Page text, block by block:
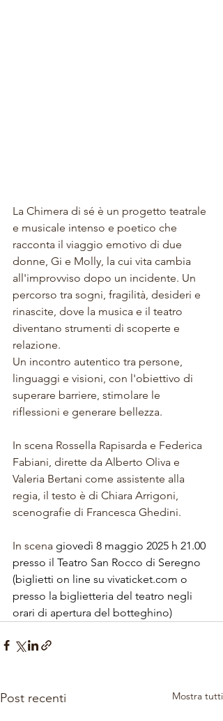
La Chimera di sé è un progetto teatrale
e musicale intenso e poetico che
racconta il viaggio emotivo di due
donne, Gi e Molly, la cui vita cambia
all'improvviso dopo un incidente. Un
percorso tra sogni, fragilità, desideri e
rinascite, dove la musica e il teatro
diventano strumenti di scoperte e
relazione.
Un incontro autentico tra persone,
linguaggi e visioni, con l'obiettivo di
superare barriere, stimolare le
riflessioni e generare bellezza.
In scena Rossella Rapisarda e Federica
Fabiani, dirette da Alberto Oliva e
Valeria Bertani come assistente alla
regia, il testo è di Chiara Arrigoni,
scenografie di Francesca Ghedini.
In scena giovedì 8 maggio 2025 h 21.00
presso il Teatro San Rocco di Seregno
(biglietti on line su vivaticket.com o
presso la biglietteria del teatro negli
orari di apertura del botteghino)
Post recenti Mostra tutti